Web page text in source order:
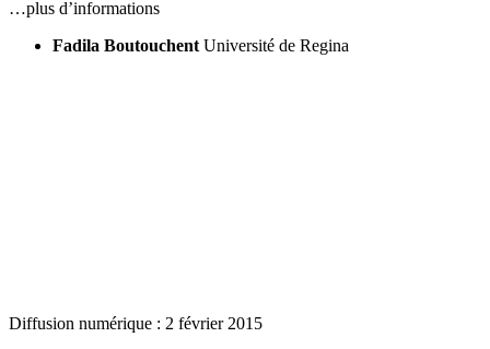
…plus d’informations
Fadila Boutouchent Université de Regina
Diffusion numérique : 2 février 2015